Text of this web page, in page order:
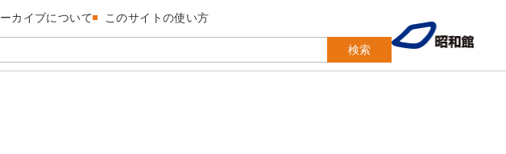
検索
カイブについて このサイトの使い方